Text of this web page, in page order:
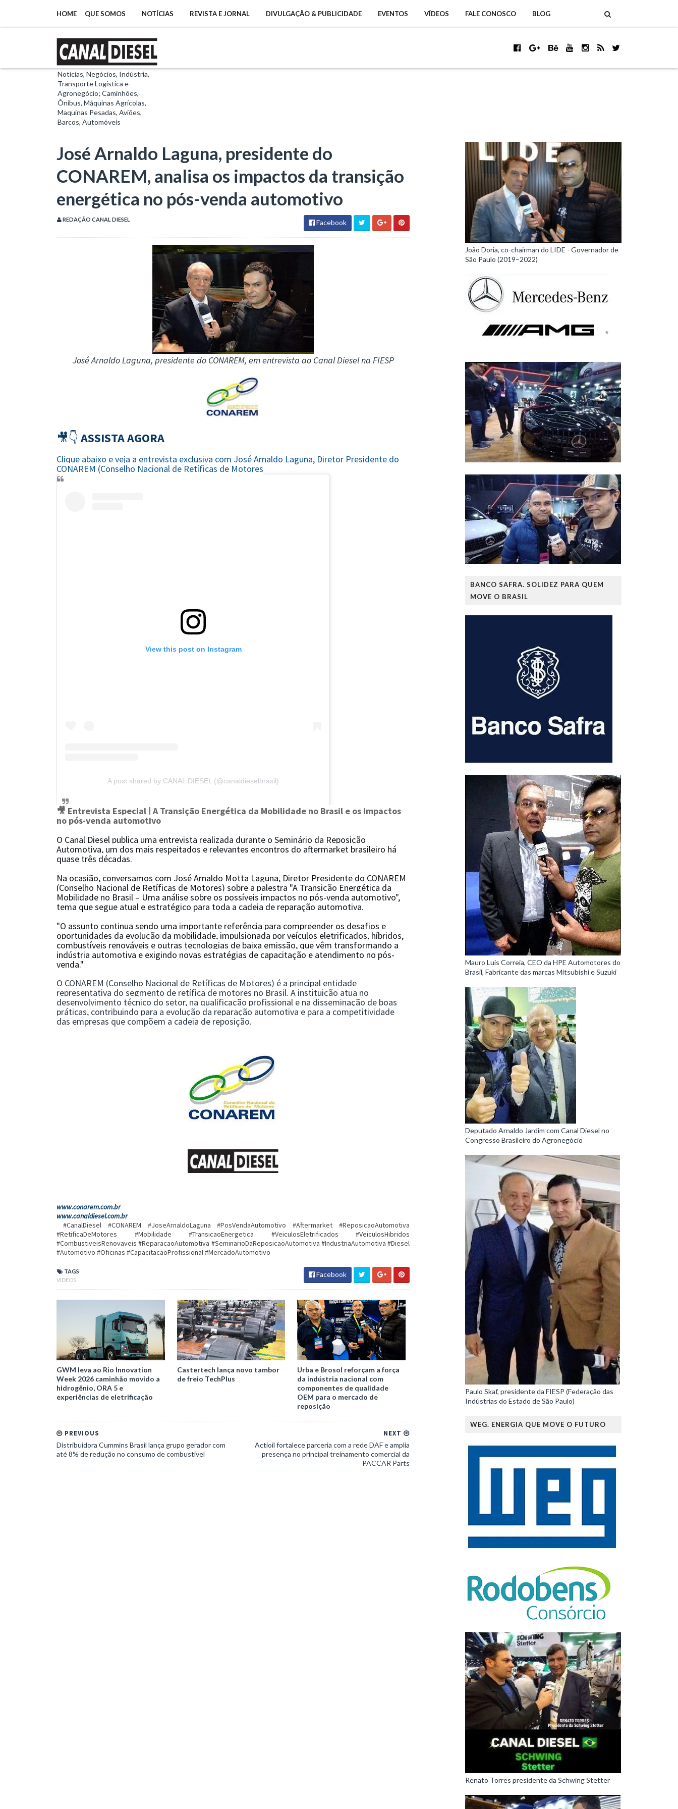
HOME QUE SOMOS NOTÍCIAS REVISTA E JORNAL DIVULGAÇÃO & PUBLICIDADE EVENTOS VÍDEOS FALE CONOSCO BLOG
Notícias, Negócios, Indústria,
Transporte Logística e
Agronegócio; Caminhões,
Ônibus, Máquinas Agrícolas,
Maquinas Pesadas, Aviões,
Barcos, Automóveis
José Arnaldo Laguna, presidente do
CONAREM, analisa os impactos da transição
energética no pós-venda automotivo
REDAÇÃO CANAL DIESEL Facebook
José Arnaldo Laguna, presidente do CONAREM, em entrevista ao Canal Diesel na FIESP
🎥👇 ASSISTA AGORA
Clique abaixo e veja a entrevista exclusiva com José Arnaldo Laguna, Diretor Presidente do
CONAREM (Conselho Nacional de Retíficas de Motores
View this post on Instagram
A post shared by CANAL DIESEL (@canaldieselbrasil)
🎥 Entrevista Especial | A Transição Energética da Mobilidade no Brasil e os impactos
no pós-venda automotivo
O Canal Diesel publica uma entrevista realizada durante o Seminário da Reposição
Automotiva, um dos mais respeitados e relevantes encontros do aftermarket brasileiro há
quase três décadas.
Na ocasião, conversamos com José Arnaldo Motta Laguna, Diretor Presidente do CONAREM
(Conselho Nacional de Retíficas de Motores) sobre a palestra "A Transição Energética da
Mobilidade no Brasil – Uma análise sobre os possíveis impactos no pós-venda automotivo",
tema que segue atual e estratégico para toda a cadeia de reparação automotiva.
"O assunto continua sendo uma importante referência para compreender os desafios e
oportunidades da evolução da mobilidade, impulsionada por veículos eletrificados, híbridos,
combustíveis renováveis e outras tecnologias de baixa emissão, que vêm transformando a
indústria automotiva e exigindo novas estratégias de capacitação e atendimento no pós-
venda."
O CONAREM (Conselho Nacional de Retíficas de Motores) é a principal entidade
representativa do segmento de retífica de motores no Brasil. A instituição atua no
desenvolvimento técnico do setor, na qualificação profissional e na disseminação de boas
práticas, contribuindo para a evolução da reparação automotiva e para a competitividade
das empresas que compõem a cadeia de reposição.
www.conarem.com.br
www.canaldiesel.com.br
#CanalDiesel #CONAREM #JoseArnaldoLaguna #PosVendaAutomotivo #Aftermarket #ReposicaoAutomotiva
#RetificaDeMotores #Mobilidade #TransicaoEnergetica #VeiculosEletrificados #VeiculosHibridos
#CombustiveisRenovaveis #ReparacaoAutomotiva #SeminarioDaReposicaoAutomotiva #IndustriaAutomotiva #Diesel
#Automotivo #Oficinas #CapacitacaoProfissional #MercadoAutomotivo
TAGS
VIDEOS
Facebook
GWM leva ao Rio Innovation
Week 2026 caminhão movido a
hidrogênio, ORA 5 e
experiências de eletrificação
Castertech lança novo tambor
de freio TechPlus
Urba e Brosol reforçam a força
da indústria nacional com
componentes de qualidade
OEM para o mercado de
reposição
NEXT
Actioil fortalece parceria com a rede DAF e amplia
presença no principal treinamento comercial da
PACCAR Parts
PREVIOUS
Distribuidora Cummins Brasil lança grupo gerador com
até 8% de redução no consumo de combustível
João Doria, co-chairman do LIDE - Governador de
São Paulo (2019–2022)
BANCO SAFRA. SOLIDEZ PARA QUEM
MOVE O BRASIL
Mauro Luis Correia, CEO da HPE Automotores do
Brasil, Fabricante das marcas Mitsubishi e Suzuki
Deputado Arnaldo Jardim com Canal Diesel no
Congresso Brasileiro do Agronegócio
Paulo Skaf, presidente da FIESP (Federação das
Indústrias do Estado de São Paulo)
WEG. ENERGIA QUE MOVE O FUTURO
Renato Torres presidente da Schwing Stetter